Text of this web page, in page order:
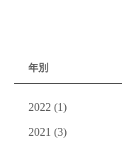
年別
2022 (1)
2021 (3)